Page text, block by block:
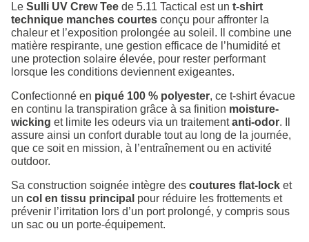
Le Sulli UV Crew Tee de 5.11 Tactical est un t-shirt
technique manches courtes conçu pour affronter la
chaleur et l’exposition prolongée au soleil. Il combine une
matière respirante, une gestion efficace de l’humidité et
une protection solaire élevée, pour rester performant
lorsque les conditions deviennent exigeantes.
Confectionné en piqué 100 % polyester, ce t-shirt évacue
en continu la transpiration grâce à sa finition moisture-
wicking et limite les odeurs via un traitementanti-odor. Il
assure ainsi un confort durable tout au long de la journée,
que ce soit en mission, à l’entraînement ou en activité
outdoor.
Sa construction soignée intègre des coutures flat-lock et
un col en tissu principal pour réduire les frottements et
prévenir l’irritation lors d’un port prolongé, y compris sous
un sac ou un porte-équipement.